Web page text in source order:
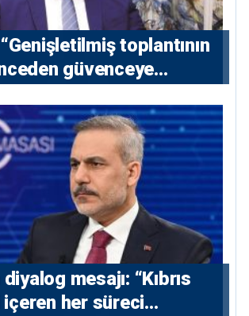
toplantının
güvenceye
mesajı: “Kıbrıs
her süreci